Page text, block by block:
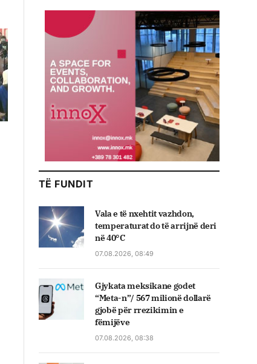
TË FUNDIT
Vala e të nxehtit vazhdon,
temperaturat do të arrijnë deri
në 40°C
07.08.2026, 08:49
Gjykata meksikane godet
“Meta-n”/ 567 milionë dollarë
gjobë për rrezikimin e
fëmijëve
07.08.2026, 08:38